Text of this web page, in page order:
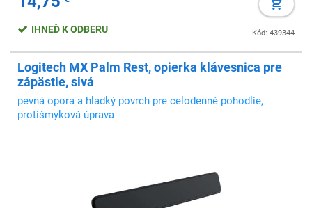
Kód: 439344
IHNEĎ K ODBERU
Logitech MX Palm Rest, opierka klávesnica pre
zápästie, sivá
pevná opora a hladký povrch pre celodenné pohodlie,
protišmyková úprava